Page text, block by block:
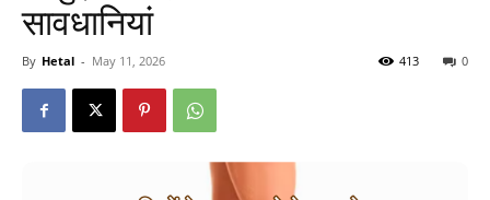
सावधानियां
By Hetal - May 11, 2026 0
413